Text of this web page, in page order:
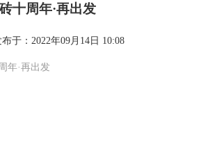
十周年·再出发
布于：2022年09月14日 10:08
年·再出发